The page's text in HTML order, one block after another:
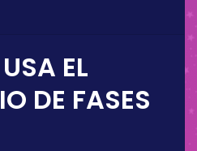
EL
DE FASES